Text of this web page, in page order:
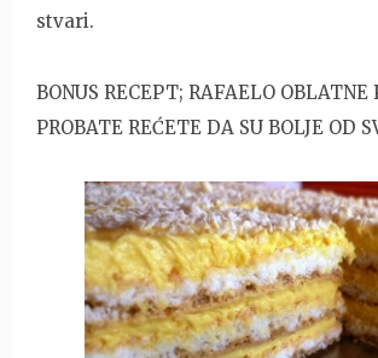
stvari.
BONUS RECEPT; RAFAELO OBLATNE
PROBATE REĆETE DA SU BOLJE OD